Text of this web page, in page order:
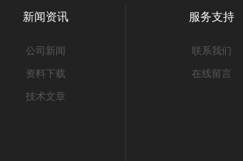
新闻资讯
公司新闻
资料下载
技术文章
服务支持
联系我们
在线留言